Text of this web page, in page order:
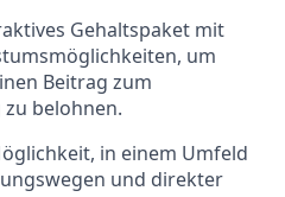
Gehaltspaket mit
um
Beitrag zum
belohnen.
in einem Umfeld
und direkter